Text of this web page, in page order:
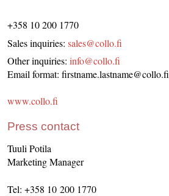
+358 10 200 1770
Sales inquiries: sales@collo.fi
Other inquiries: info@collo.fi
Email format: firstname.lastname@collo.fi
www.collo.fi
Press contact
Tuuli Potila
Marketing Manager
Tel: +358 10 200 1770